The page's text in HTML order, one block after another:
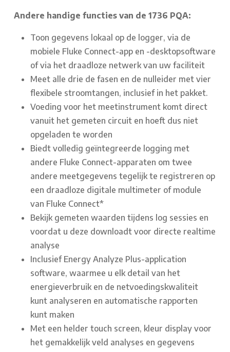
Andere handige functies van de 1736 PQA:
Toon gegevens lokaal op de logger, via de
mobiele Fluke Connect-app en -desktopsoftware
of via het draadloze netwerk van uw faciliteit
Meet alle drie de fasen en de nulleider met vier
flexibele stroomtangen, inclusief in het pakket.
Voeding voor het meetinstrument komt direct
vanuit het gemeten circuit en hoeft dus niet
opgeladen te worden
Biedt volledig geïntegreerde logging met
andere Fluke Connect-apparaten om twee
andere meetgegevens tegelijk te registreren op
een draadloze digitale multimeter of module
van Fluke Connect*
Bekijk gemeten waarden tijdens log sessies en
voordat u deze downloadt voor directe realtime
analyse
Inclusief Energy Analyze Plus-application
software, waarmee u elk detail van het
energieverbruik en de netvoedingskwaliteit
kunt analyseren en automatische rapporten
kunt maken
Met een helder touch screen, kleur display voor
het gemakkelijk veld analyses en gegevens